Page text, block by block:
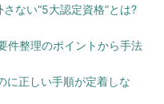
ない“5大認定資格”とは?
件整理のポイントから手法
に正しい手順が定着しな